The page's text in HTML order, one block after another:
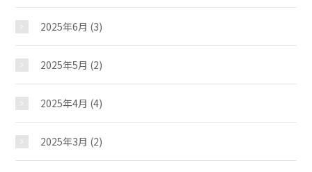
2025年6月 (3)
2025年5月 (2)
2025年4月 (4)
2025年3月 (2)